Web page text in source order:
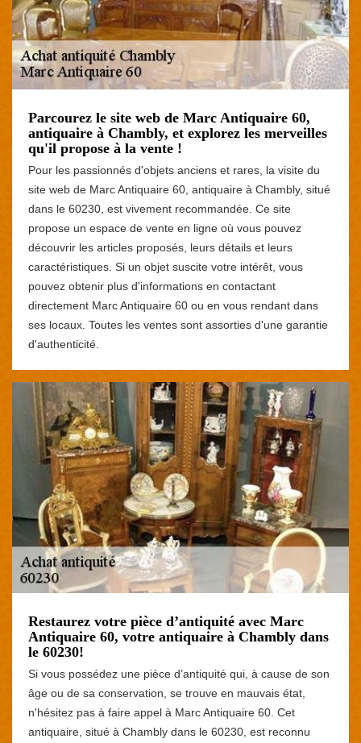
Parcourez le site web de Marc Antiquaire 60,
antiquaire à Chambly, et explorez les merveilles
qu'il propose à la vente !
Pour les passionnés d'objets anciens et rares, la visite du
site web de Marc Antiquaire 60, antiquaire à Chambly, situé
dans le 60230, est vivement recommandée. Ce site
propose un espace de vente en ligne où vous pouvez
découvrir les articles proposés, leurs détails et leurs
caractéristiques. Si un objet suscite votre intérêt, vous
pouvez obtenir plus d'informations en contactant
directement Marc Antiquaire 60 ou en vous rendant dans
ses locaux. Toutes les ventes sont assorties d'une garantie
d'authenticité.
Restaurez votre pièce d’antiquité avec Marc
Antiquaire 60, votre antiquaire à Chambly dans
le 60230!
Si vous possédez une pièce d’antiquité qui, à cause de son
âge ou de sa conservation, se trouve en mauvais état,
n'hésitez pas à faire appel à Marc Antiquaire 60. Cet
antiquaire, situé à Chambly dans le 60230, est reconnu